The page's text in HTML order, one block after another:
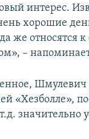
интерес.
хорошие
же относятся
–
«Хезболле»,
значительно